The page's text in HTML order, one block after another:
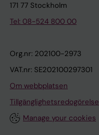
171 77 Stockholm
Tel: 08-524 800 00
Org.nr: 202100-2973
VAT.nr: SE202100297301
Om webbplatsen
Tillgänglighetsredogörelse
Manage your cookies